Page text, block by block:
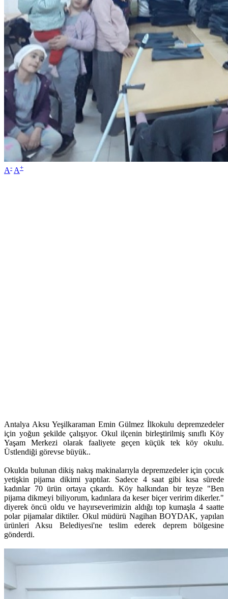
A- A+
Antalya Aksu Yeşilkaraman Emin Gülmez İlkokulu depremzedeler
için yoğun şekilde çalışıyor. Okul ilçenin birleştirilmiş sınıflı Köy
Yaşam Merkezi olarak faaliyete geçen küçük tek köy okulu.
Üstlendiği görevse büyük..
Okulda bulunan dikiş nakış makinalarıyla depremzedeler için çocuk
yetişkin pijama dikimi yaptılar. Sadece 4 saat gibi kısa sürede
kadınlar 70 ürün ortaya çıkardı. Köy halkından bir teyze "Ben
pijama dikmeyi biliyorum, kadınlara da keser biçer veririm dikerler."
diyerek öncü oldu ve hayırseverimizin aldığı top kumaşla 4 saatte
polar pijamalar diktiler. Okul müdürü Nagihan BOYDAK, yapılan
ürünleri Aksu Belediyesi'ne teslim ederek deprem bölgesine
gönderdi.